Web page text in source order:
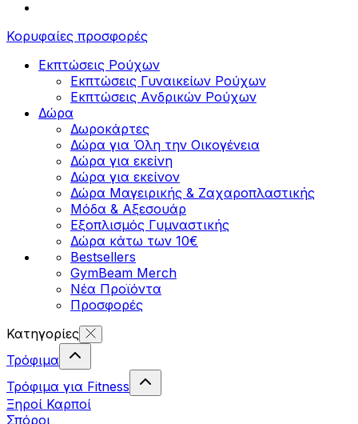
Κορυφαίες προσφορές
Εκπτώσεις Ρούχων
Εκπτώσεις Γυναικείων Ρούχων
Εκπτώσεις Aνδρικών Ρούχων
Δώρα
Δωροκάρτες
Δώρα για Όλη την Οικογένεια
Δώρα για εκείνη
Δώρα για εκείνον
Δώρα Μαγειρικής & Ζαχαροπλαστικής
Μόδα & Αξεσουάρ
Εξοπλισμός Γυμναστικής
Δώρα κάτω των 10€
Bestsellers
GymBeam Merch
Νέα Προϊόντα
Προσφορές
Κατηγορίες
Τρόφιμα
Τρόφιμα για Fitness
Ξηροί Καρποί
Σπόροι